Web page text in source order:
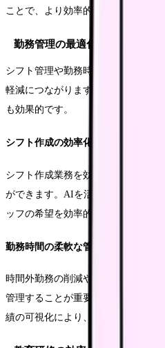
ことで、より効率的な業務動線を確
勤務管理の最適化
シフト管理や勤務時間の調整を効率
軽減につながります。ICTツールを
も効果的です。
シフト作成の効率化
シフト作成業務を効率化することで
ができます。AIを活用したシフト作
ッフの希望を効率的に収集するシス
勤務時間の柔軟な管理
時間外勤務の削減や有給休暇の取得
管理することが重要です。タイムカ
績の可視化により、より適切な労務